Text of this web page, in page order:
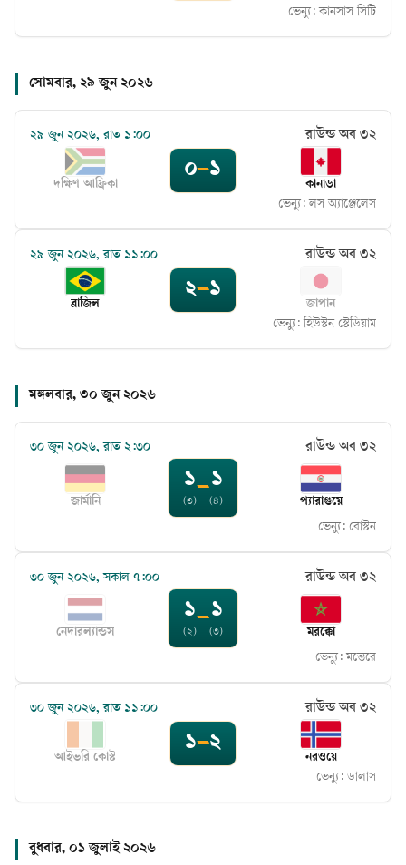
ভেন্যু:কানসাস সিটি
সোমবার, ২৯ জুন ২০২৬
২৯ জুন ২০২৬, রাত ১:০০ রাউন্ড অব ৩২
দক্ষিণ আফ্রিকা
০–১
কানাডা
ভেন্যু:লস অ্যাঞ্জেলেস
২৯ জুন ২০২৬, রাত ১১:০০ রাউন্ড অব ৩২
ব্রাজিল
২–১
জাপান
ভেন্যু:হিউস্টন স্টেডিয়াম
মঙ্গলবার, ৩০ জুন ২০২৬
৩০ জুন ২০২৬, রাত ২:৩০ রাউন্ড অব ৩২
জার্মানি
১
(৩)
–১
(৪) প্যারাগুয়ে
ভেন্যু: বোস্টন
৩০ জুন ২০২৬, সকাল ৭:০০ রাউন্ড অব ৩২
নেদারল্যান্ডস
১
(২)
–১
(৩) মরক্কো
ভেন্যু: মন্তেরে
৩০ জুন ২০২৬, রাত ১১:০০ রাউন্ড অব ৩২
আইভরি কোস্ট
১–২
নরওয়ে
ভেন্যু: ডালাস
বুধবার, ০১ জুলাই ২০২৬